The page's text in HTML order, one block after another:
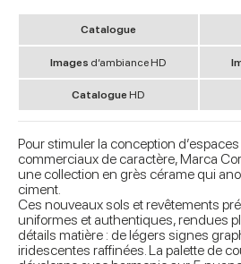
Catalogue
Images d’ambiance HD
Catalogue HD
Pour stimuler la conception
commerciaux de caractère, Marca
une collection en grès cérame qui
ciment.
Ces nouveaux sols et revêtements
uniformes et authentiques, rendues
détails matière : de légers signes
iridescentes raffinées. La palette de